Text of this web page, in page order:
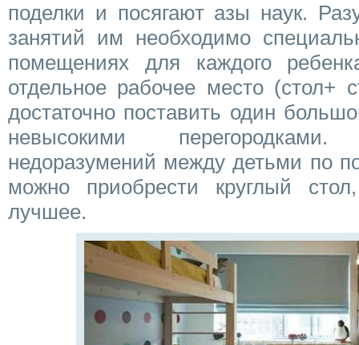
поделки и посягают азы наук.
занятий им необходимо
помещениях для каждого
отдельное рабочее место (стол+
достаточно поставить один
невысокими
недоразумений между детьми по
можно приобрести круглый
лучшее.